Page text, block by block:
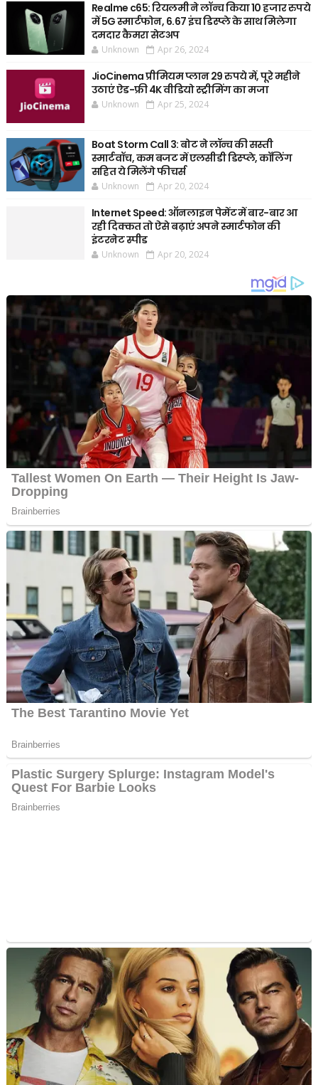
Realme c65: रियलमी ने लॉन्च किया 10 हजार रुपये
में 5G स्मार्टफोन, 6.67 इंच डिस्प्ले के साथ मिलेगा
दमदार कैमरा सेटअप
Unknown Apr 26, 2024
JioCinema प्रीमियम प्लान 29 रुपये में, पूरे महीने
उठाएं ऐड-फ्री 4K वीडियो स्ट्रीमिंग का मजा
Unknown Apr 25, 2024
Boat Storm Call 3: बोट ने लॉन्च की सस्ती
स्मार्टवॉच, कम बजट में एलसीडी डिस्प्ले, कॉलिंग
सहित ये मिलेंगे फीचर्स
Unknown Apr 20, 2024
Internet Speed: ऑनलाइन पेमेंट में बार-बार आ
रही दिक्कत तो ऐसे बढ़ाएं अपने स्मार्टफोन की
इंटरनेट स्पीड
Unknown Apr 20, 2024